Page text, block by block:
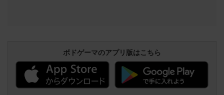
ボドゲーマのアプリ版はこちら